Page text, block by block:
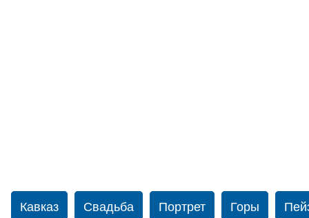
Кавказ Свадьба Портрет Горы